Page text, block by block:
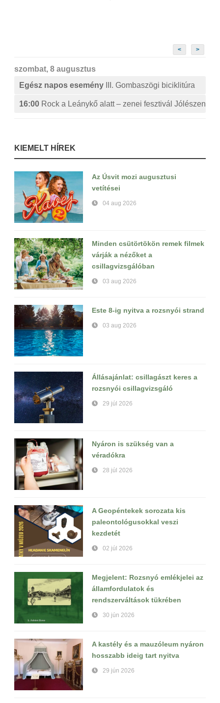
< >
szombat, 8 augusztus
Egész napos esemény
III. Gombaszögi biciklitúra
16:00 Rock a Leánykő alatt – zenei fesztivál Jólészen
KIEMELT HÍREK
Az Úsvit mozi augusztusi
vetítései
04 aug 2026
Minden csütörtökön remek filmek
várják a nézőket a
csillagvizsgálóban
03 aug 2026
Este 8-ig nyitva a rozsnyói strand
03 aug 2026
Állásajánlat: csillagászt keres a
rozsnyói csillagvizsgáló
29 júl 2026
Nyáron is szükség van a
véradókra
28 júl 2026
A Geopéntekek sorozata kis
paleontológusokkal veszi
kezdetét
02 júl 2026
Megjelent: Rozsnyó emlékjelei az
államfordulatok és
rendszerváltások tükrében
30 jún 2026
A kastély és a mauzóleum nyáron
hosszabb ideig tart nyitva
29 jún 2026